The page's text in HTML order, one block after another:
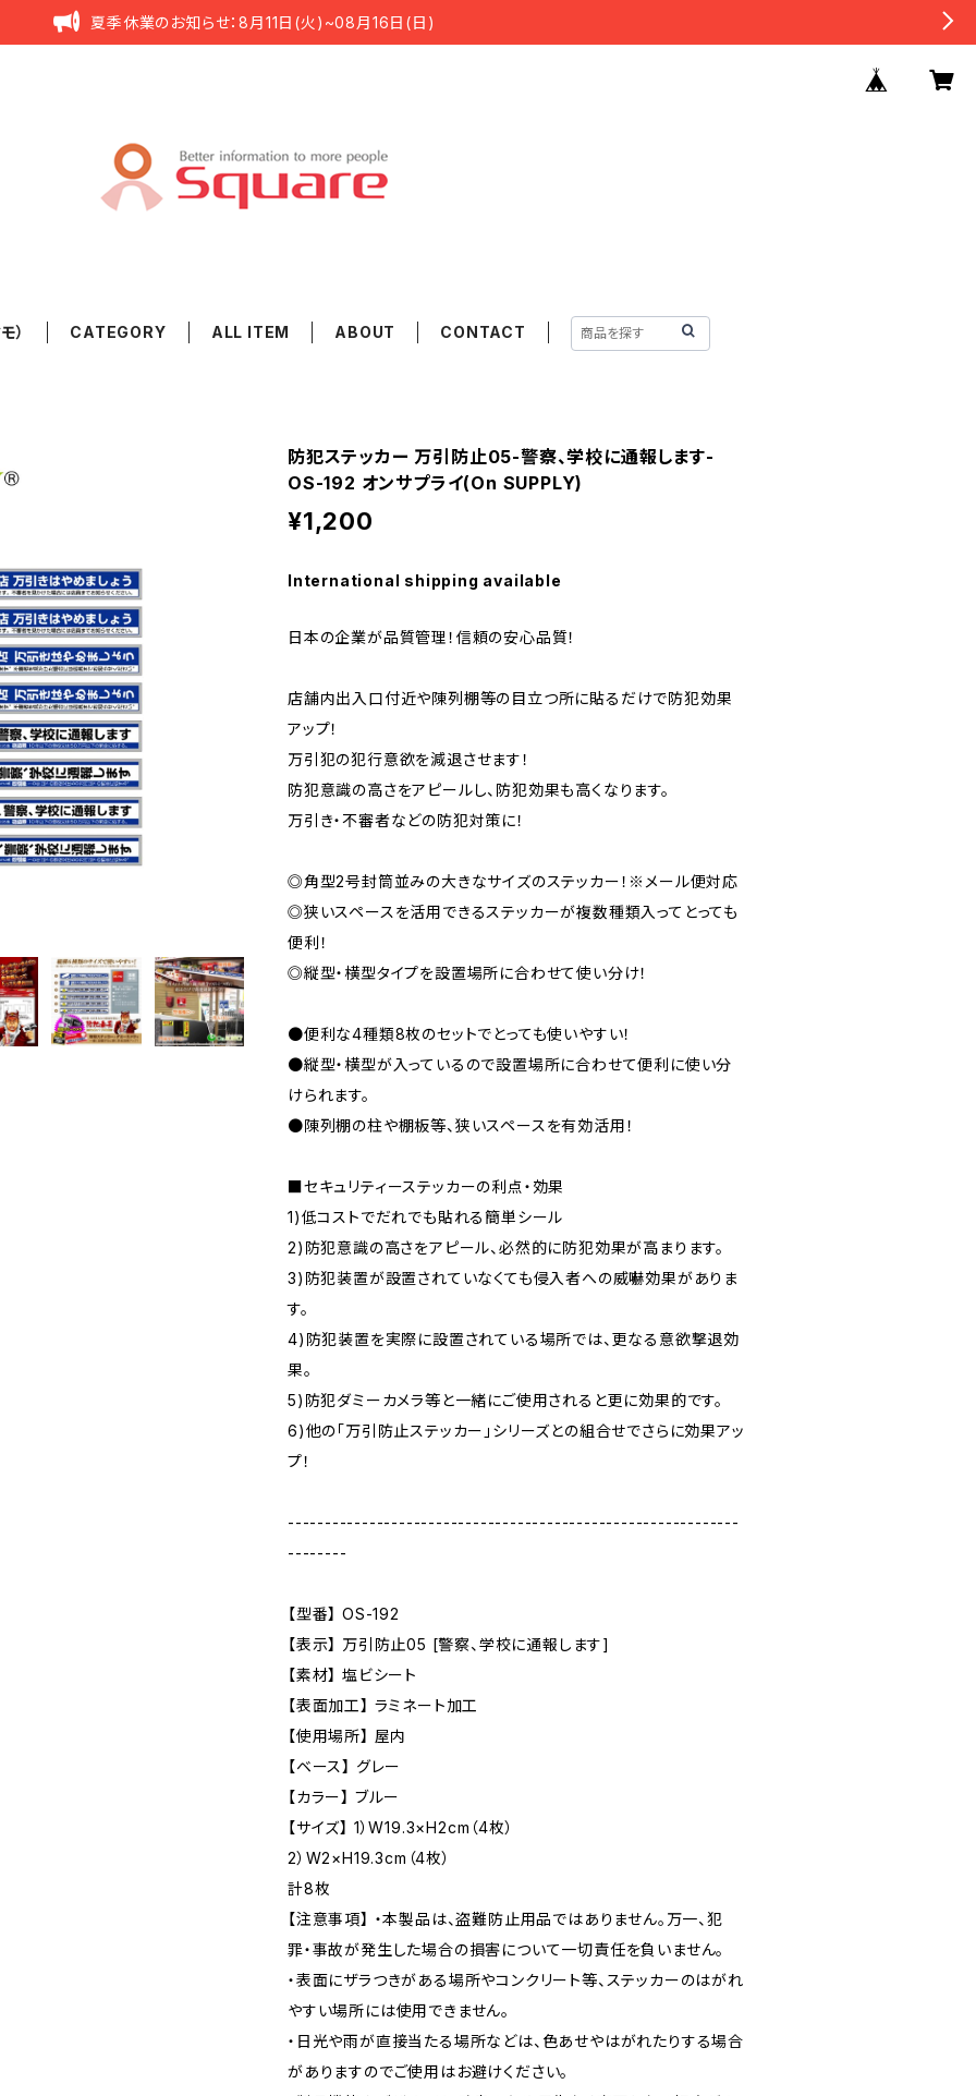
夏季休業のお知らせ：8月11日(火)~08月16日(日)
） CATEGORY ALL ITEM ABOUT CONTACT
防犯ステッカー 万引防止05-警察、学校に通報します-
OS-192 オンサプライ(On SUPPLY)
¥1,200
International shipping available
日本の企業が品質管理！信頼の安心品質！
店舗内出入口付近や陳列棚等の目立つ所に貼るだけで防犯効果
アップ！
万引犯の犯行意欲を減退させます！
防犯意識の高さをアピールし、防犯効果も高くなります。
万引き・不審者などの防犯対策に！
◎角型2号封筒並みの大きなサイズのステッカー！※メール便対応
◎狭いスペースを活用できるステッカーが複数種類入ってとっても
便利！
◎縦型・横型タイプを設置場所に合わせて使い分け！
●便利な4種類8枚のセットでとっても使いやすい！
●縦型・横型が入っているので設置場所に合わせて便利に使い分
けられます。
●陳列棚の柱や棚板等、狭いスペースを有効活用！
■セキュリティーステッカーの利点・効果
1)低コストでだれでも貼れる簡単シール
2)防犯意識の高さをアピール、必然的に防犯効果が高まります。
3)防犯装置が設置されていなくても侵入者への威嚇効果がありま
す。
4)防犯装置を実際に設置されている場所では、更なる意欲撃退効
果。
5)防犯ダミーカメラ等と一緒にご使用されると更に効果的です。
6)他の「万引防止ステッカー」シリーズとの組合せでさらに効果アッ
プ！
-------------------------------------------------------------
--------
【型番】 OS-192
【表示】 万引防止05 [警察、学校に通報します]
【素材】 塩ビシート
【表面加工】 ラミネート加工
【使用場所】 屋内
【ベース】 グレー
【カラー】 ブルー
【サイズ】 1）W19.3×H2cm（4枚）
2）W2×H19.3cm（4枚）
計8枚
【注意事項】 ・本製品は、盗難防止用品ではありません。万一、犯
罪・事故が発生した場合の損害について一切責任を負いません。
・表面にザラつきがある場所やコンクリート等、ステッカーのはがれ
やすい場所には使用できません。
・日光や雨が直接当たる場所などは、色あせやはがれたりする場合
がありますのでご使用はお避けください。